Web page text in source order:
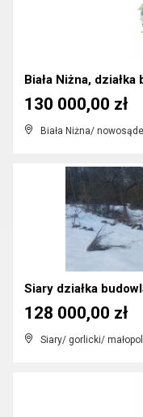
Biała Niżna,
Biała Niżna/
130 000,00 zł
Siary działka
Siary/ gorlicki/
128 000,00 zł